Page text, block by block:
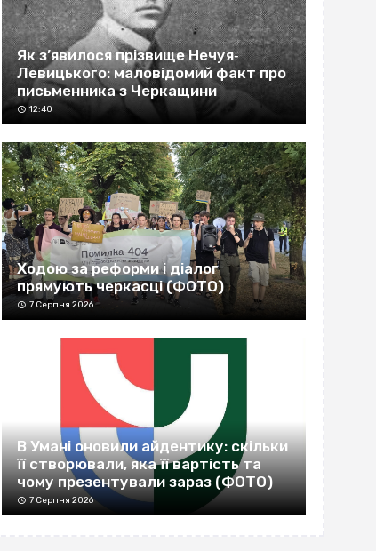
Як з’явилося прізвище Нечуя‐
Левицького: маловідомий факт про
письменника з Черкащини
12:40
Ходою за реформи і діалог
прямують черкасці (ФОТО)
7 Серпня 2026
В Умані оновили айдентику: скільки
її створювали, яка її вартість та
чому презентували зараз (ФОТО)
7 Серпня 2026